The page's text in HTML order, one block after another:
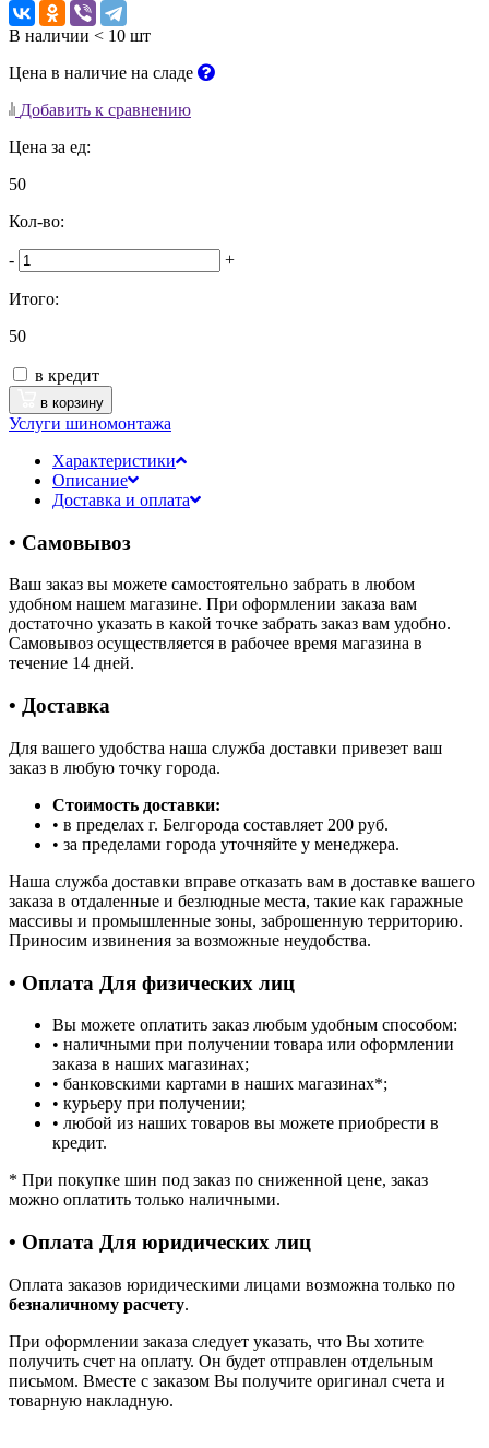
В наличии < 10 шт
Цена в наличие на сладе
Добавить к сравнению
Цена за ед:
50
Кол-во:
- +
Итого:
50
в кредит
в корзину
Услуги шиномонтажа
Характеристики
Описание
Доставка и оплата
• Самовывоз
Ваш заказ вы можете самостоятельно забрать в любом
удобном нашем магазине. При оформлении заказа вам
достаточно указать в какой точке забрать заказ вам удобно.
Самовывоз осуществляется в рабочее время магазина в
течение 14 дней.
• Доставка
Для вашего удобства наша служба доставки привезет ваш
заказ в любую точку города.
Стоимость доставки:
• в пределах г. Белгорода составляет 200 руб.
• за пределами города уточняйте у менеджера.
Наша служба доставки вправе отказать вам в доставке вашего
заказа в отдаленные и безлюдные места, такие как гаражные
массивы и промышленные зоны, заброшенную территорию.
Приносим извинения за возможные неудобства.
• Оплата Для физических лиц
Вы можете оплатить заказ любым удобным способом:
• наличными при получении товара или оформлении
заказа в наших магазинах;
• банковскими картами в наших магазинах*;
• курьеру при получении;
• любой из наших товаров вы можете приобрести в
кредит.
* При покупке шин под заказ по сниженной цене, заказ
можно оплатить только наличными.
• Оплата Для юридических лиц
Оплата заказов юридическими лицами возможна только по
безналичному расчету.
При оформлении заказа следует указать, что Вы хотите
получить счет на оплату. Он будет отправлен отдельным
письмом. Вместе с заказом Вы получите оригинал счета и
товарную накладную.